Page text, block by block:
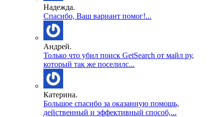
Надежда.
Спасибо, Ваш вариант помог!...
Андрей.
Только что убил поиск GetSearch от майл ру,
который так же поселилс...
Катерина.
Большое спасибо за оказанную помощь,
действенный и эффективный способ,...